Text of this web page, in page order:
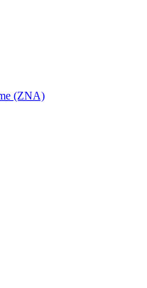
(ZNA)